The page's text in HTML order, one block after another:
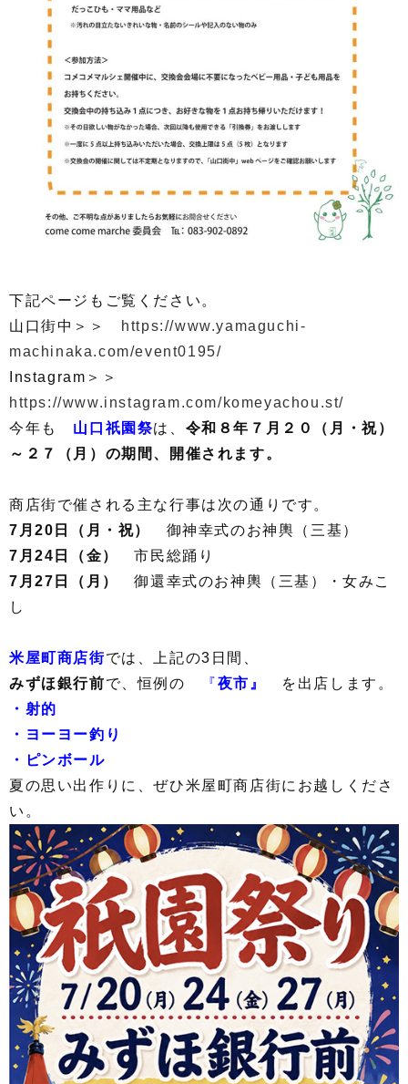
下記ページもご覧ください。
山口街中＞＞
https://www.yamaguchi-
machinaka.com/event0195/
Instagram＞＞
https://www.instagram.com/komeyachou.st/
今年も 山口祇園祭は、 令和８年７月２０（月・祝）
～２７（月）の期間、開催されます。
商店街で催される主な行事は次の通りです。
7月20日（月・祝）
御神幸式のお神輿（三基）
7月24日（金）
市民総踊り
7月27日（月）御還幸式のお神輿（三基）・女みこ
し
米屋町商店街では、上記の3日間、
みずほ銀行前で、恒例の 『夜市』
を出店します。
・射的
・ヨーヨー釣り
・ピンボール
夏の思い出作りに、ぜひ米屋町商店街にお越しくださ
い。